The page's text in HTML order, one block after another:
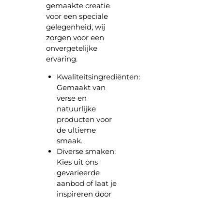
gemaakte creatie
voor een speciale
gelegenheid, wij
zorgen voor een
onvergetelijke
ervaring.
Kwaliteitsingrediënten:
Gemaakt van
verse en
natuurlijke
producten voor
de ultieme
smaak.
Diverse smaken:
Kies uit ons
gevarieerde
aanbod of laat je
inspireren door